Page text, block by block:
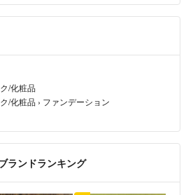
/化粧品
/化粧品 › ファンデーション
ランドランキング